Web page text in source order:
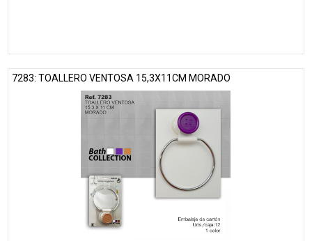
7283: TOALLERO VENTOSA 15,3X11CM MORADO